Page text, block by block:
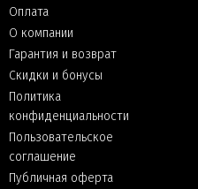
Оплата
О компании
Гарантия и возврат
Скидки и бонусы
Политика
конфиденциальности
Пользовательское
соглашение
Публичная оферта